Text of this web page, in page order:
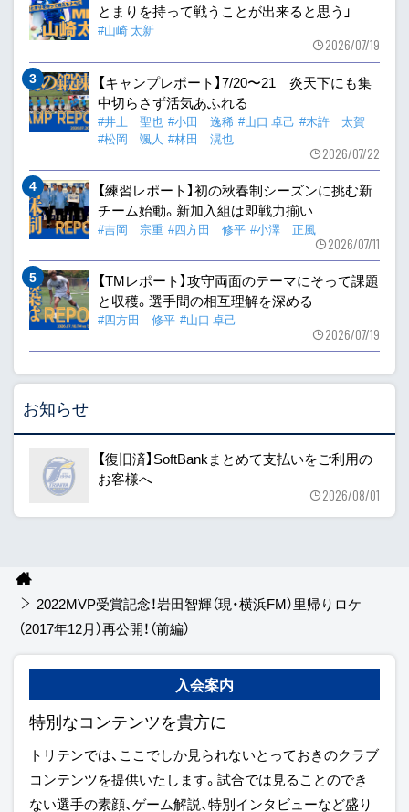
とまりを持って戦うことが出来ると思う」
#山崎 太新
2026/07/19
【キャンプレポート】7/20〜21 炎天下にも集
中切らさず活気あふれる
#井上 聖也 #小田 逸稀 #山口 卓己 #木許 太賀
#松岡 颯人 #林田 滉也
2026/07/22
【練習レポート】初の秋春制シーズンに挑む新
チーム始動。新加入組は即戦力揃い
#吉岡 宗重 #四方田 修平 #小澤 正風
2026/07/11
【TMレポート】攻守両面のテーマにそって課題
と収穫。選手間の相互理解を深める
#四方田 修平 #山口 卓己
2026/07/19
お知らせ
【復旧済】SoftBankまとめて支払いをご利用の
お客様へ
2026/08/01
2022MVP受賞記念！岩田智輝（現・横浜FM）里帰りロケ
（2017年12月）再公開！（前編）
入会案内
特別なコンテンツを貴方に
トリテンでは、ここでしか見られないとっておきのクラブ
コンテンツを提供いたします。試合では見ることのでき
ない選手の素顔、ゲーム解説、特別インタビューなど盛り